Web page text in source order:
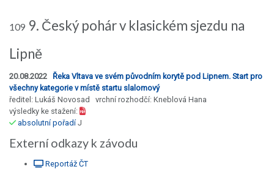
109 9. Český pohár v klasickém sjezdu na
Lipně
20.08.2022 Řeka Vltava ve svém původním korytě pod Lipnem. Start pro
všechny kategorie v místě startu slalomový
ředitel: Lukáš Novosad vrchní rozhodčí: Kneblová Hana
výsledky ke stažení:
absolutní pořadíJ
Externí odkazy k závodu
Reportáž ČT